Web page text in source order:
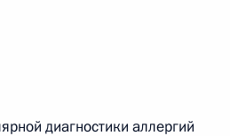
диагностики аллергий